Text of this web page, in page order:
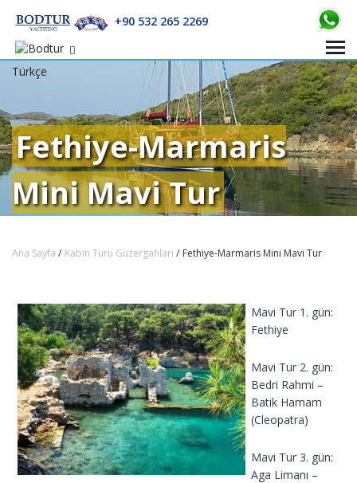
Türkçe
+90 532 265 2269
Fethiye-Marmaris
Mini Mavi Tur
Ana Sayfa / Kabin Turu Güzergahları / Fethiye-Marmaris Mini Mavi Tur
Mavi Tur 1. gün:
Fethiye
Mavi Tur 2. gün:
Bedri Rahmi –
Batik Hamam
(Cleopatra)
Mavi Tur 3. gün:
Aga Limanı –